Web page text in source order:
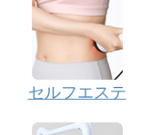
セルフエステ